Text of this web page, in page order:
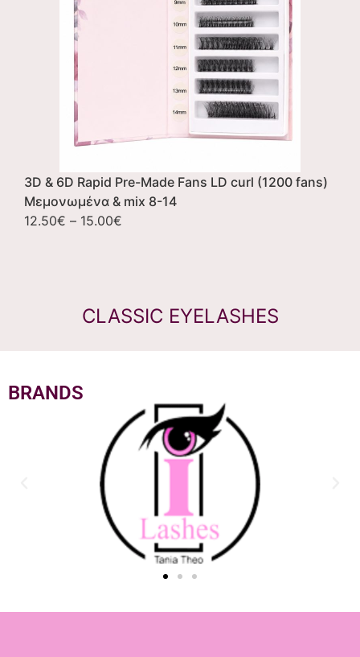
CLASSIC EYELASHES
3D & 6D Rapid Pre-Made Fans LD curl (1200 fans)
Μεμονωμένα & mix 8-14
12.50€ – 15.00€
BRANDS